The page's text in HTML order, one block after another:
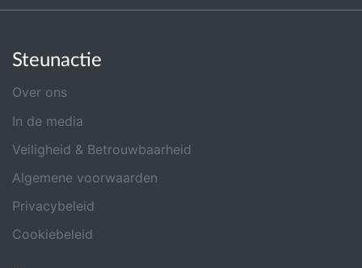
Steunactie
Over ons
In de media
Veiligheid & Betrouwbaarheid
Algemene voorwaarden
Privacybeleid
Cookiebeleid